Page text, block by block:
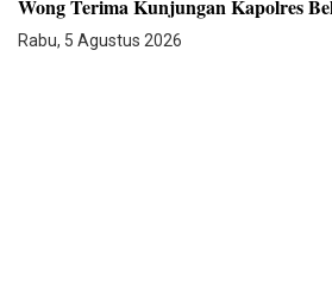
Wong Terima Kunjungan Kapolres
Rabu, 5 Agustus 2026